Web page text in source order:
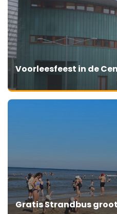
Voorleesfeest in de
Gratis Strandbus